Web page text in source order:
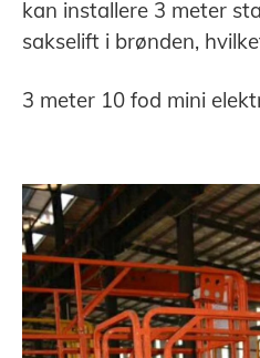
kan installere 3 meter
sakselift i brønden,
3 meter 10 fod mini